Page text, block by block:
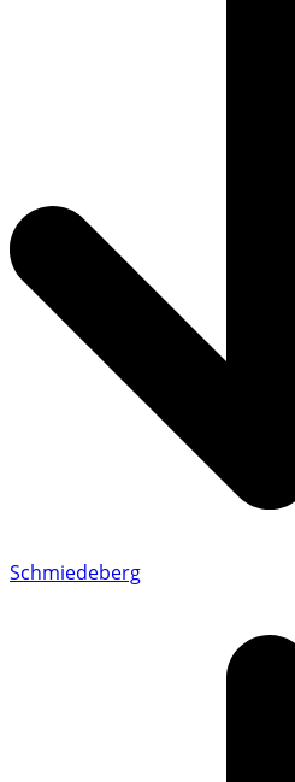
Schmiedeberg